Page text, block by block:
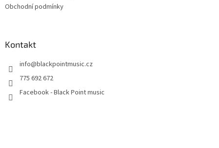
Obchodní podmínky
Kontakt
info@blackpointmusic.cz
775 692 672
Facebook - Black Point music